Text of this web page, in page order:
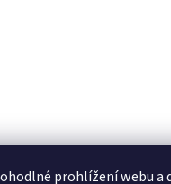
prohlížení webu a